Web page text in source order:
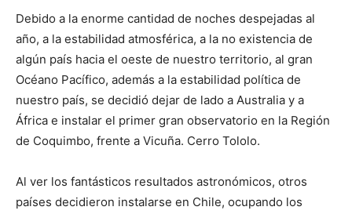
Debido a la enorme cantidad de noches despejadas al
año, a la estabilidad atmosférica, a la no existencia de
algún país hacia el oeste de nuestro territorio, al gran
Océano Pacífico, además a la estabilidad política de
nuestro país, se decidió dejar de lado a Australia y a
África e instalar el primer gran observatorio en la Región
de Coquimbo, frente a Vicuña. Cerro Tololo.
Al ver los fantásticos resultados astronómicos, otros
países decidieron instalarse en Chile, ocupando los